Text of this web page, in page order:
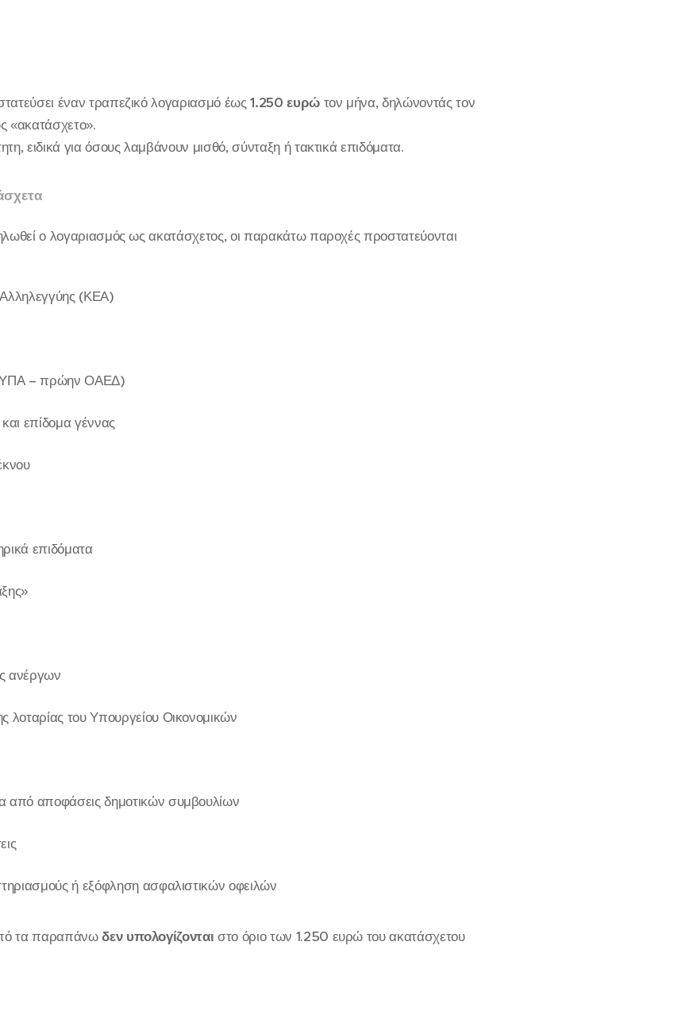
έναν τραπεζικό λογαριασμό έως1.250 ευρώτον μήνα, δηλώνοντάς τον
«ακατάσχετο».
ειδικά για όσους λαμβάνουν μισθό, σύνταξη ή τακτικά επιδόματα.
ο λογαριασμός ως ακατάσχετος, οι παρακάτω παροχές προστατεύονται
(ΚΕΑ)
– πρώην ΟΑΕΔ)
επίδομα γέννας
επιδόματα
ανέργων
λοταρίας του Υπουργείου Οικονομικών
από αποφάσεις δημοτικών συμβουλίων
ή εξόφληση ασφαλιστικών οφειλών
τα παραπάνωδεν υπολογίζονται στο όριο των 1.250 ευρώ του ακατάσχετου